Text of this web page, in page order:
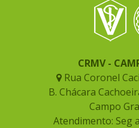
CRMV -
Rua Coronel
B. Chácara
Campo
Atendimento: Seg